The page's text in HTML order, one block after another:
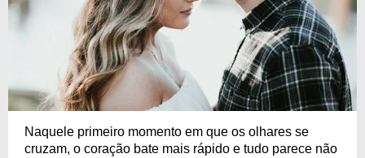
Naquele primeiro momento em que os olhares se
cruzam, o coração bate mais rápido e tudo parece não